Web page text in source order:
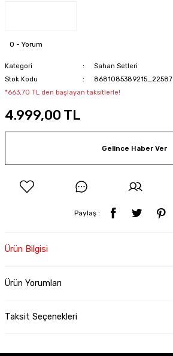
0 - Yorum
Kategori
Sahan Setleri
Stok Kodu
8681085389215_22587
*663,70 TL den başlayan taksitlerle!
4.999,00 TL
Gelince Haber Ver
Paylaş :
Ürün Bilgisi
Ürün Yorumları
Taksit Seçenekleri